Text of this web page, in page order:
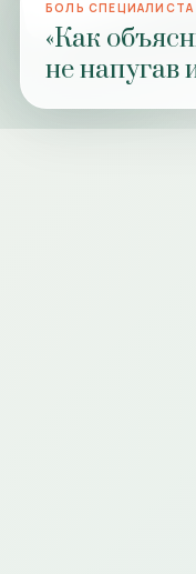
БОЛЬ СПЕЦИАЛИСТА
«Как
не напугав